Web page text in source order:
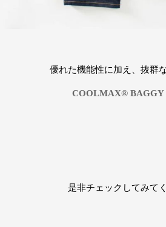
優れた機能性に加え、抜群
COOLMAX®︎ BAGGY
是非チェックしてみて